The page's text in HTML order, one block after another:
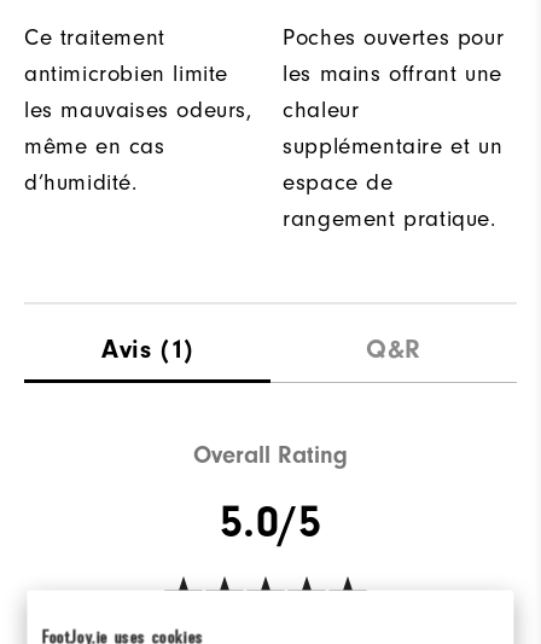
FootJoy.ie uses cookies
Ce traitement
antimicrobien limite
les mauvaises odeurs,
même en cas
d’humidité.
Poches ouvertes pour
les mains offrant une
chaleur
supplémentaire et un
espace de
rangement pratique.
Avis (1) Q&R
Overall Rating
5.0/5
Based on 1 Review(s)